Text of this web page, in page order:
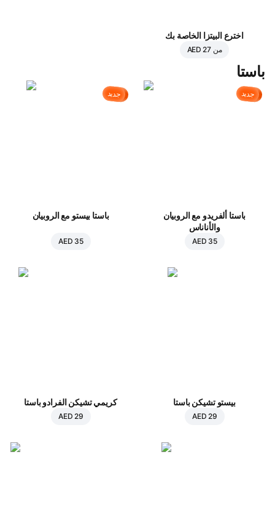
اخترع البيتزا الخاصة بك
منAED 27
باستا
جديد
باستا ألفريدو مع الروبيان
والأناناس
AED 35
جديد
باستا بيستو مع الروبيان
AED 35
بيستو تشيكن باستا
AED 29
كريمي تشيكن الفرادو باستا
AED 29